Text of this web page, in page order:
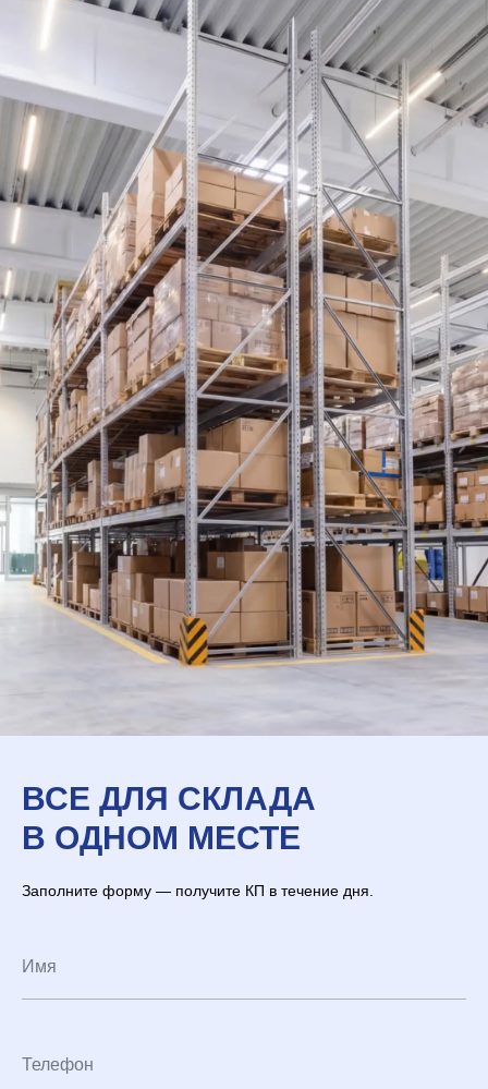
ВСЕ ДЛЯ СКЛАДА
В ОДНОМ МЕСТЕ
Заполните форму — получите КП в течение дня.